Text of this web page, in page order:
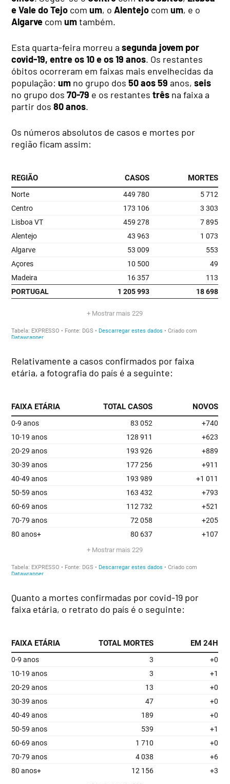
e Vale do Tejo comum, oAlentejo comum, e o
Algarve comumtambém.
Esta quarta-feira morreu asegunda jovem por
covid-19, entre os 10 e os 19 anos. Os restantes
óbitos ocorreram em faixas mais envelhecidas da
população:um no grupo dos50 aos 59 anos,seis
no grupo dos70-79 e os restantestrês na faixa a
partir dos80 anos.
Os números absolutos de casos e mortes por
região ficam assim:
Relativamente a casos confirmados por faixa
etária, a fotografia do país é a seguinte:
Quanto a mortes confirmadas por covid-19 por
faixa etária, o retrato do país é o seguinte: